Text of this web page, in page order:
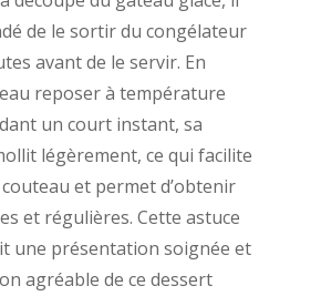
de le sortir du congélateur
avant de le servir. En
reposer à température
un court instant, sa
légèrement, ce qui facilite
et permet d’obtenir
et régulières. Cette astuce
une présentation soignée et
agréable de ce dessert